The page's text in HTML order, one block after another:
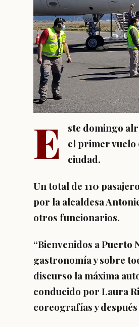
E
ste domingo
el primer vuelo
ciudad.
Un total de 110
por la alcaldesa
otros funcionarios.
“Bienvenidos a Puerto
gastronomía y sobre
discurso la máxima
conducido por Laura
coreografías y